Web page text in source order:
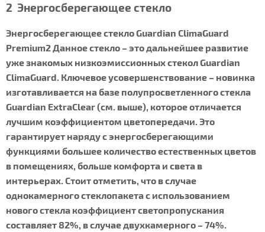
2 Энергосберегающее стекло
Энергосберегающее стекло Guardian ClimaGuard
Premium2 Данное стекло – это дальнейшее развитие
уже знакомых низкоэмиссионных стекол Guardian
ClimaGuard. Ключевое усовершенствование – новинка
изготавливается на базе полупросветленного стекла
Guardian ExtraClear (см. выше), которое отличается
лучшим коэффициентом цветопередачи. Это
гарантирует наряду с энергосберегающими
функциями большее количество естественных цветов
в помещениях, больше комфорта и света в
интерьерах. Стоит отметить, что в случае
однокамерного стеклопакета с использованием
нового стекла коэффициент светопропускания
составляет 82%, в случае двухкамерного – 74%.